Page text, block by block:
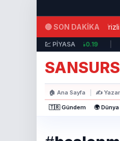
🔴 SON DAKİKA
İhmal: Hastalara Antifrizli Su
💹 PİYASA
44,3717▲ %0.19 |
🏠 Ana Sayfa ✍️
🇹🇷 Gündem 🌍 Dünya